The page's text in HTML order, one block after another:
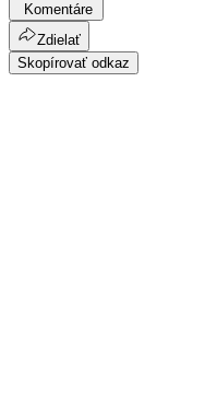
Komentáre
Zdielať
Skopírovať odkaz